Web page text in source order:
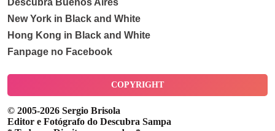
Descubra Buenos Aires
New York in Black and White
Hong Kong in Black and White
Fanpage no Facebook
COPYRIGHT
© 2005-2026 Sergio Brisola
Editor e Fotógrafo do Descubra Sampa